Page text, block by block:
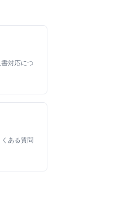
対応につ
ある質問